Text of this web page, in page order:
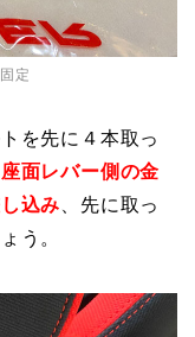
定
を先に４本取っ
座面レバー側の金
込み 、先に取っ
う。